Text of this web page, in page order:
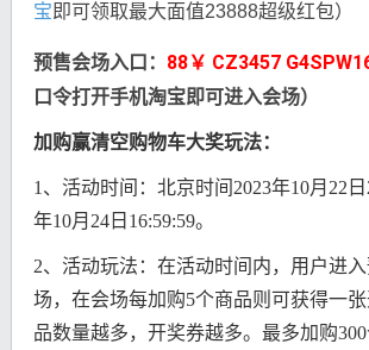
宝 即可领取最大面值23888超级红包）
预售会场入口： 88￥ CZ3457
口令打开手机淘宝即可进入会场）
加购赢清空购物车大奖玩法：
1、活动时间：北京时间2023年10月22日
年10月24日16:59:59。
2、活动玩法：在活动时间内，用户进
场，在会场每加购5个商品则可获得一
品数量越多，开奖券越多。最多加购